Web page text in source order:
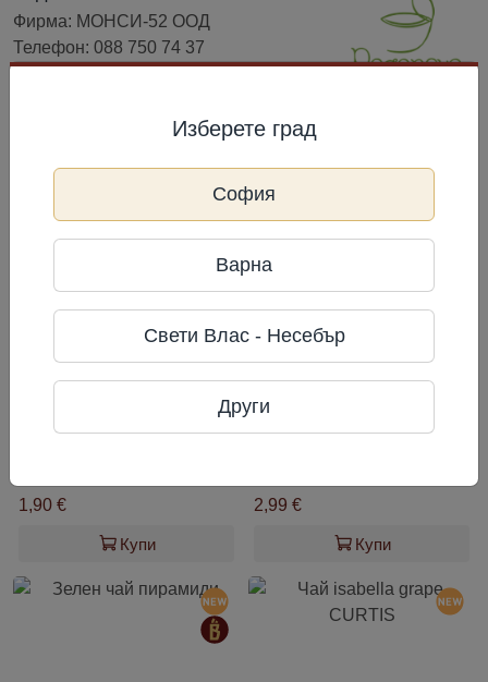
Фирма: МОНСИ-52 ООД
Телефон: 088 750 74 37
Често разглеждани
1,90 €
Купи
2,99 €
Купи
Изберете град
София
Варна
Свети Влас - Несебър
Други